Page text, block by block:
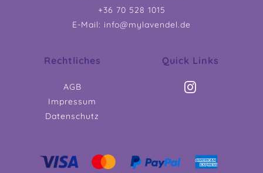
+36 70 528 1015
E-Mail: info@mylavendel.de
Rechtliches
AGB
Impressum
Datenschutz
Quick Links